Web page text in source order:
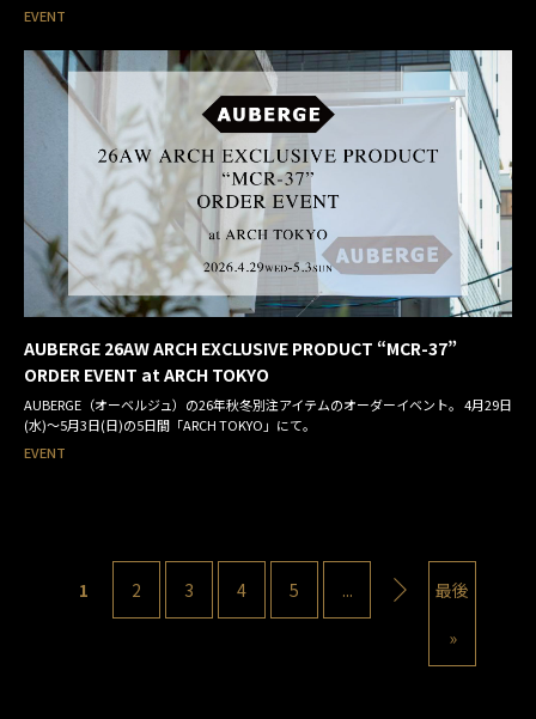
EVENT
AUBERGE 26AW ARCH EXCLUSIVE PRODUCT “MCR-37”
ORDER EVENT at ARCH TOKYO
AUBERGE（オーベルジュ）の26年秋冬別注アイテムのオーダーイベント。 4月29日
(水)～5月3日(日)の5日間「ARCH TOKYO」にて。
EVENT
1 2 3 4 5 ...
最後
»